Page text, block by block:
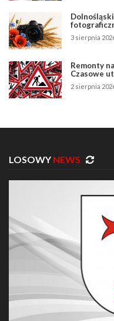
3 sierpnia
Remonty
Czasowe
2 sierpnia
LOSOWY NEWS